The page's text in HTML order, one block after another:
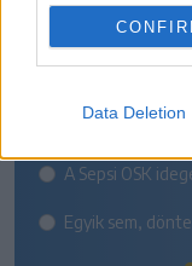
Data Deletion
rangadót
Az FK
A Sepsi OSK
Egyik sem,